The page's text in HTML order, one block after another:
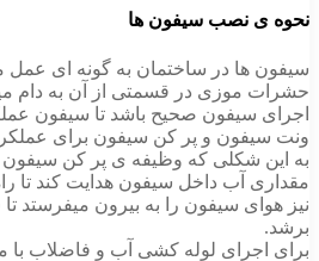
نحوه ی نصب سیفون ها
سیفون ها در ساختمان به گونه ای عمل
حشرات موزی در قسمتی از آن به دام
اجرای سیفون صحیح باشد تا سیفون
ونت سیفون و پر کن سیفون برای عملکرد
به این شکلی که وظیفه ی پر کن
مقداری آب داخل سیفون هدایت کند
نیز هوای سیفون را به بیرون میفرستد
برشد.
برای اجرای لوله کشی آب و فاضلاب با